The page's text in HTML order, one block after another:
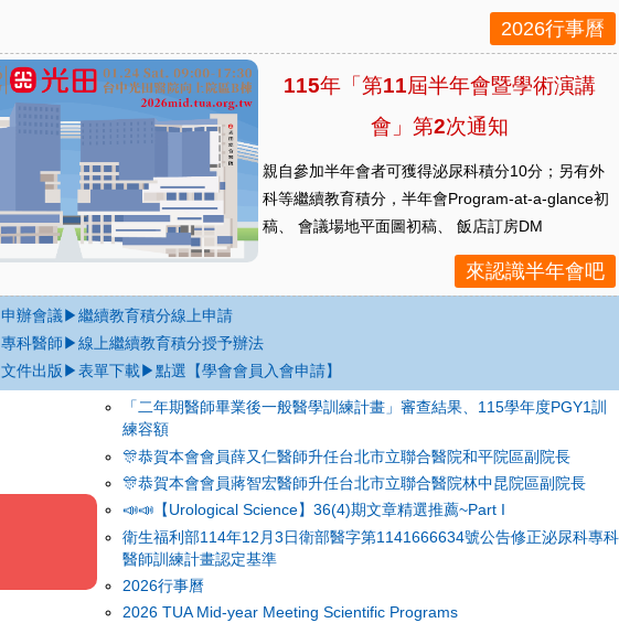
2026行事曆
115年「第11屆半年會暨學術演講
會」第2次通知
親自參加半年會者可獲得泌尿科積分10分；另有外
科等繼續教育積分，半年會Program-at-a-glance初
稿、 會議場地平面圖初稿、 飯店訂房DM
來認識半年會吧
申辦會議▶繼續教育積分線上申請
專科醫師▶線上繼續教育積分授予辦法
文件出版▶表單下載▶點選【學會會員入會申請】
「二年期醫師畢業後一般醫學訓練計畫」審查結果、115學年度PGY1訓
練容額
🎊恭賀本會會員薛又仁醫師升任台北市立聯合醫院和平院區副院長
🎊恭賀本會會員蔣智宏醫師升任台北市立聯合醫院林中昆院區副院長
📣📣【Urological Science】36(4)期文章精選推薦~Part I
衛生福利部114年12月3日衛部醫字第1141666634號公告修正泌尿科專科
醫師訓練計畫認定基準
2026行事曆
2026 TUA Mid-year Meeting Scientific Programs